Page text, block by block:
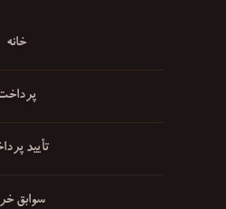
خانه
تأیید
سوابق